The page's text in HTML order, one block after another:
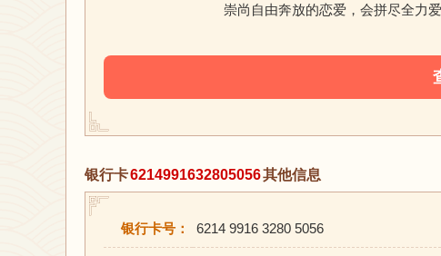
崇尚自由奔放的恋爱，会拼尽全力
银行卡6214991632805056其他信息
银行卡号： 6214 9916 3280 5056